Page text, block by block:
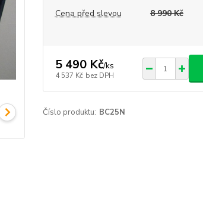
Cena před slevou
8 990 Kč
5 490 Kč/ks
4 537 Kč bez DPH
Číslo produktu: BC25N